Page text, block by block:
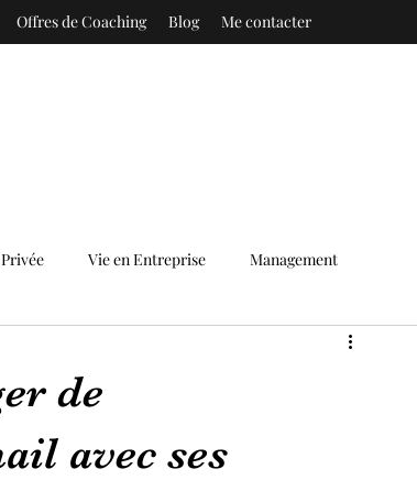
Offres de Coaching Blog Me contacter
Vie en Entreprise Management
de
avec ses